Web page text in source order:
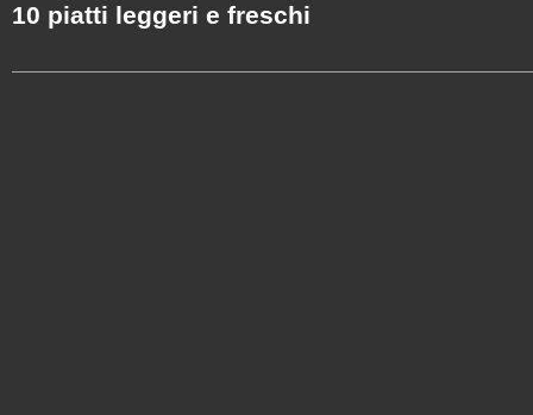
10 piatti leggeri e freschi